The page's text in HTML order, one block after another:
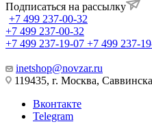
Подписаться на рассылку
+7 499 237-00-32
+7 499 237-00-32
+7 499 237-19-07 +7 499 237-
inetshop@novzar.ru
119435, г. Москва,
Вконтакте
Telegram